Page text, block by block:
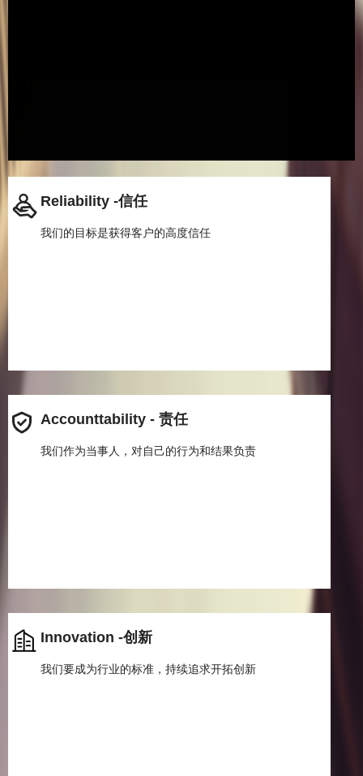
Reliability -信任
我们的目标是获得客户的高度信任
Accounttability - 责任
我们作为当事人，对自己的行为和结果负责
Innovation -创新
我们要成为行业的标准，持续追求开拓创新